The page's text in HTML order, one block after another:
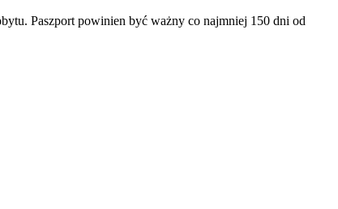
Paszport powinien być ważny co najmniej 150 dni od